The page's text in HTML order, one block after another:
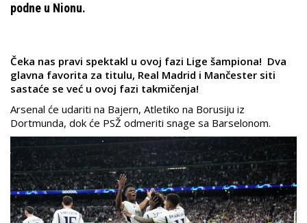
podne u Nionu.
Čeka nas pravi spektakl u ovoj fazi Lige šampiona! Dva
glavna favorita za titulu, Real Madrid i Mančester siti
sastaće se već u ovoj fazi takmičenja!
Arsenal će udariti na Bajern, Atletiko na Borusiju iz
Dortmunda, dok će PSŽ odmeriti snage sa Barselonom.